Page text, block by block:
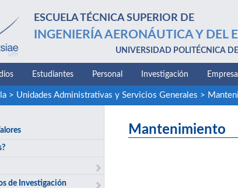
ESCUELA TÉCNICA SUPERIOR DE
INGENIERÍA AERONÁUTICA Y DEL
UNIVERSIDAD POLITÉCNICA
Estudiantes Personal Investigación
> Unidades Administrativas y Servicios Generales >
de Investigación
Mantenimiento